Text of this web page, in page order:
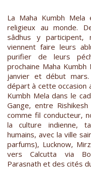
La Maha Kumbh
religieux au monde.
sâdhus y participent,
viennent faire leurs
purifier de leurs
prochaine Maha
janvier et début
départ à cette occasion
Kumbh Mela dans le
Gange, entre
comme fil conducteur,
la culture indienne,
humains, avec la ville
parfums), Lucknow,
vers Calcutta via
Parasnath et des cités